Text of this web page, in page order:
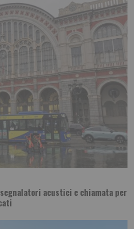
acustici e chiamata per